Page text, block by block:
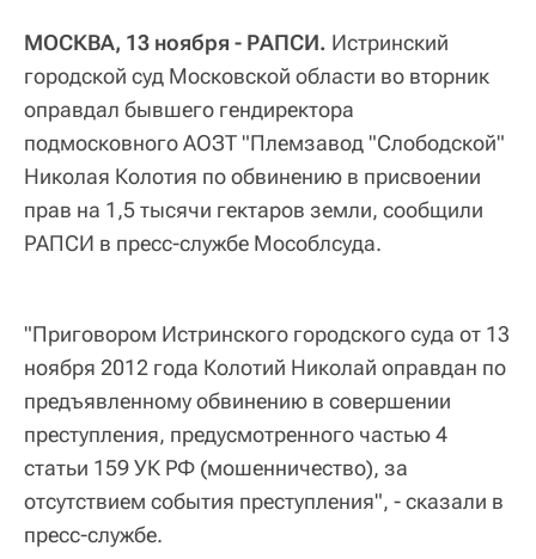
МОСКВА, 13 ноября - РАПСИ. Истринский
городской суд Московской области во вторник
оправдал бывшего гендиректора
подмосковного АОЗТ "Племзавод "Слободской"
Николая Колотия по обвинению в присвоении
прав на 1,5 тысячи гектаров земли, сообщили
РАПСИ в пресс-службе Мособлсуда.
"Приговором Истринского городского суда от 13
ноября 2012 года Колотий Николай оправдан по
предъявленному обвинению в совершении
преступления, предусмотренного частью 4
статьи 159 УК РФ (мошенничество), за
отсутствием события преступления", - сказали в
пресс-службе.